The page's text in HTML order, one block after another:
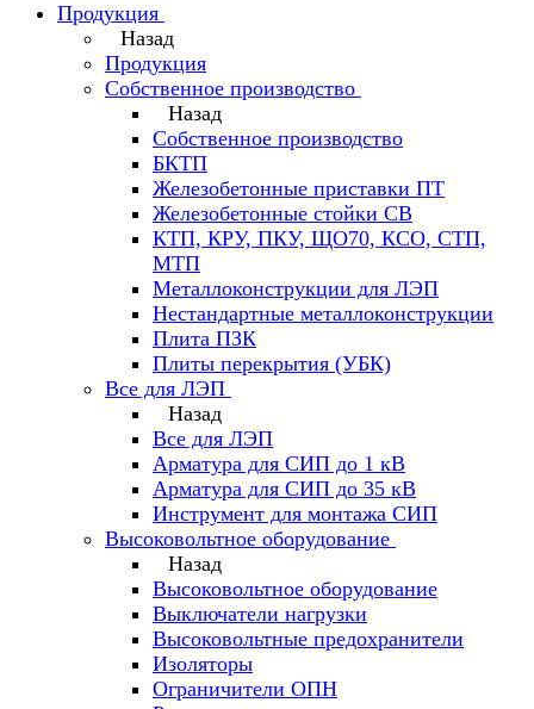
Продукция
Назад
Продукция
Собственное производство
Назад
Собственное производство
БКТП
Железобетонные приставки ПТ
Железобетонные стойки СВ
КТП, КРУ, ПКУ, ЩО70, КСО, СТП,
МТП
Металлоконструкции для ЛЭП
Нестандартные металлоконструкции
Плита ПЗК
Плиты перекрытия (УБК)
Все для ЛЭП
Назад
Все для ЛЭП
Арматура для СИП до 1 кВ
Арматура для СИП до 35 кВ
Инструмент для монтажа СИП
Высоковольтное оборудование
Назад
Высоковольтное оборудование
Выключатели нагрузки
Высоковольтные предохранители
Изоляторы
Ограничители ОПН